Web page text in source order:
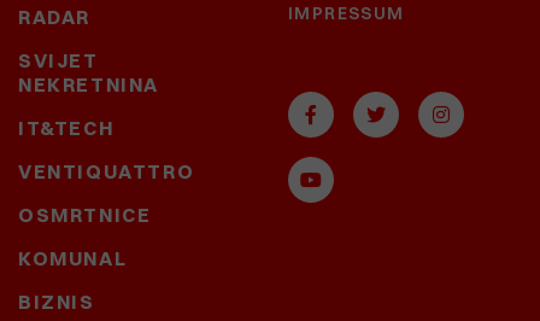
RADAR
SVIJET
NEKRETNINA
IT&TECH
VENTIQUATTRO
OSMRTNICE
KOMUNAL
BIZNIS
IMPRESSUM